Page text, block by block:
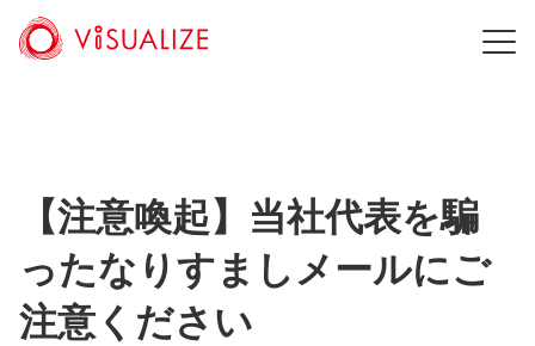
【注意喚起】当社代表を騙
ったなりすましメールにご
注意ください